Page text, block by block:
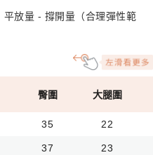
放量 - 撐開量（合理彈性範
臀圍 大腿圍
35 22
37 23